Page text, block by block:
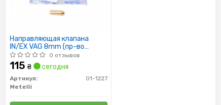
Направляющая клапана
IN/EX VAG 8mm (пр-во
Metelli)
0 отзывов
115 ₴ сегодня
Артикул:
01-1227
Metelli